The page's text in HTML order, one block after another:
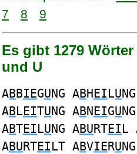
7
8 9
Es gibt 1279
und U
ABBIEGUNG ABHEILU
ABLEITUNG ABNEIGU
ABTEILUNG ABURTEIL
ABURTEILT ABVIERU